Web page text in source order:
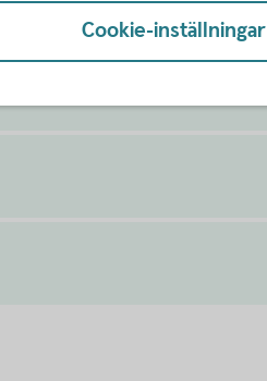
Cookie-inställningar